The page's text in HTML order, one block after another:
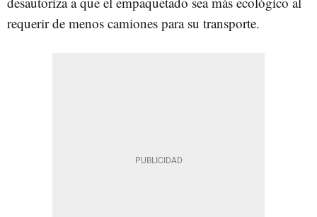
requerir de menos camiones para su transporte.